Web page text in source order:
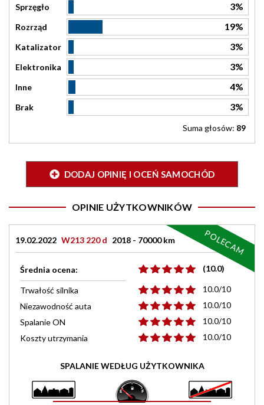
Sprzęgło 3%
Rozrząd 19%
Katalizator 3%
Elektronika 3%
Inne 4%
Brak 3%
Suma głosów: 89
DODAJ OPINIĘ I OCEŃ SAMOCHÓD
OPINIE UŻYTKOWNIKÓW
19.02.2022 W213 220 d 2018 - 70000 km
Średnia ocena: (10.0)
Trwałość silnika
10.0/10
Niezawodność auta
10.0/10
Spalanie ON
10.0/10
Koszty utrzymania
10.0/10
SPALANIE WEDŁUG UŻYTKOWNIKA
POLECAM